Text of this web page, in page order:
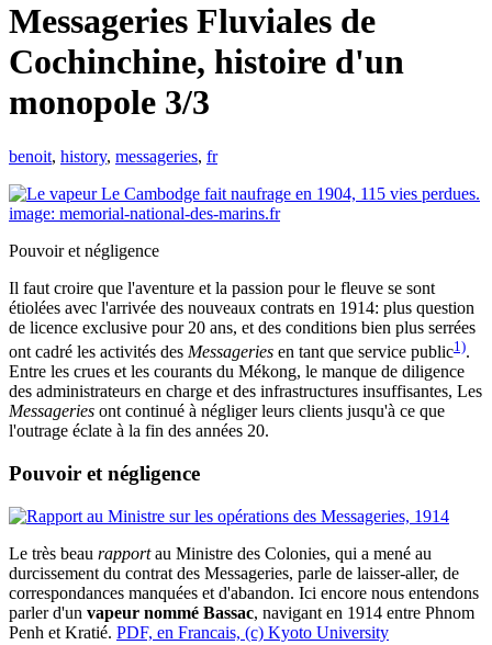
Messageries Fluviales de
Cochinchine, histoire d'un
monopole 3/3
benoit, history, messageries, fr
Pouvoir et négligence
Il faut croire que l'aventure et la passion pour le fleuve se sont
étiolées avec l'arrivée des nouveaux contrats en 1914: plus question
de licence exclusive pour 20 ans, et des conditions bien plus serrées
ont cadré les activités des Messageries en tant que service public1).
Entre les crues et les courants du Mékong, le manque de diligence
des administrateurs en charge et des infrastructures insuffisantes, Les
Messageries ont continué à négliger leurs clients jusqu'à ce que
l'outrage éclate à la fin des années 20.
Pouvoir et négligence
Le très beau rapportau Ministre des Colonies, qui a mené au
durcissement du contrat des Messageries, parle de laisser-aller, de
correspondances manquées et d'abandon. Ici encore nous entendons
parler d'un vapeur nommé Bassac, navigant en 1914 entre Phnom
Penh et Kratié. PDF, en Francais, (c) Kyoto University